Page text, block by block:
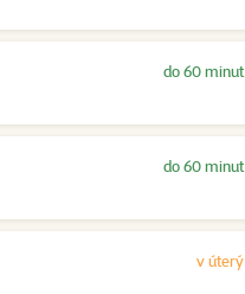
do 60 minut
do 60 minut
v úterý